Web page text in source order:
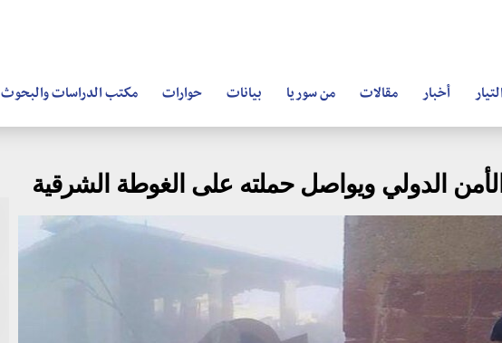
أخبار مقالات من سوريا بيانات حوارات مكتب الدراسات والبحوث
الدولي ويواصل حملته على الغوطة الشرقية